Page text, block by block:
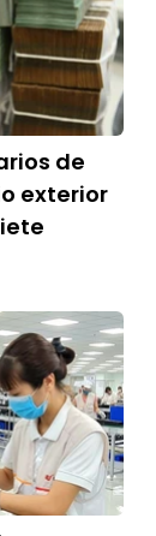
de
exterior